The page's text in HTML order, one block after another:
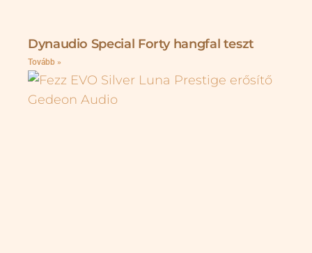
Dynaudio Special Forty hangfal teszt
Tovább »